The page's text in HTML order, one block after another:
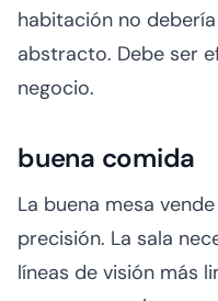
habitación no
abstracto. Debe ser
negocio.
buena comida
La buena mesa
precisión. La sala
líneas de visión más